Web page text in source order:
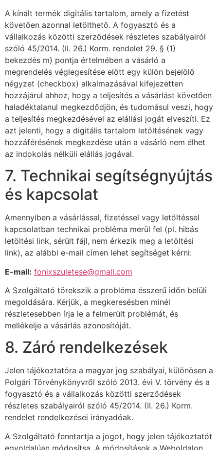
A kínált termék digitális tartalom, amely a fizetést
követően azonnal letölthető. A fogyasztó és a
vállalkozás közötti szerződések részletes szabályairól
szóló 45/2014. (II. 26.) Korm. rendelet 29. § (1)
bekezdés m) pontja értelmében a vásárló a
megrendelés véglegesítése előtt egy külön bejelölő
négyzet (checkbox) alkalmazásával kifejezetten
hozzájárul ahhoz, hogy a teljesítés a vásárlást követően
haladéktalanul megkezdődjön, és tudomásul veszi, hogy
a teljesítés megkezdésével az elállási jogát elveszíti. Ez
azt jelenti, hogy a digitális tartalom letöltésének vagy
hozzáférésének megkezdése után a vásárló nem élhet
az indokolás nélküli elállás jogával.
7. Technikai segítségnyújtás
és kapcsolat
Amennyiben a vásárlással, fizetéssel vagy letöltéssel
kapcsolatban technikai probléma merül fel (pl. hibás
letöltési link, sérült fájl, nem érkezik meg a letöltési
link), az alábbi e-mail címen lehet segítséget kérni:
E-mail: fonixszuletese@gmail.com
A Szolgáltató törekszik a probléma ésszerű időn belüli
megoldására. Kérjük, a megkeresésben minél
részletesebben írja le a felmerült problémát, és
mellékelje a vásárlás azonosítóját.
8. Záró rendelkezések
Jelen tájékoztatóra a magyar jog szabályai, különösen a
Polgári Törvénykönyvről szóló 2013. évi V. törvény és a
fogyasztó és a vállalkozás közötti szerződések
részletes szabályairól szóló 45/2014. (II. 26.) Korm.
rendelet rendelkezései irányadóak.
A Szolgáltató fenntartja a jogot, hogy jelen tájékoztatót
egyoldalúan módosítsa. A módosítások a Weboldalon